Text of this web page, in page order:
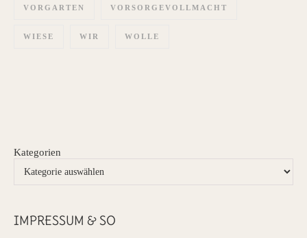
VORGARTEN VORSORGEVOLLMACHT
WIESE WIR WOLLE
Kategorien
IMPRESSUM & SO